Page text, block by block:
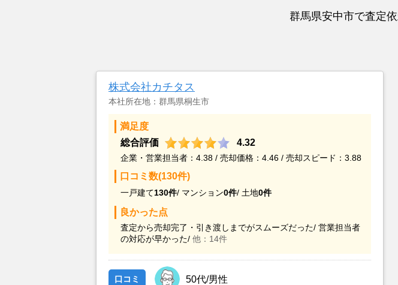
群馬県安中市で査定
株式会社カチタス
本社所在地：群馬県桐生市
満足度
総合評価
4.32
企業・営業担当者：4.38 / 売却価格：4.46 / 売却スピード：3.88
口コミ数(130件)
一戸建て130件/ マンション0件/ 土地0件
良かった点
査定から売却完了・引き渡しまでがスムーズだった/ 営業担当者
の対応が早かった/ 他：14件
口コミ 50代/男性